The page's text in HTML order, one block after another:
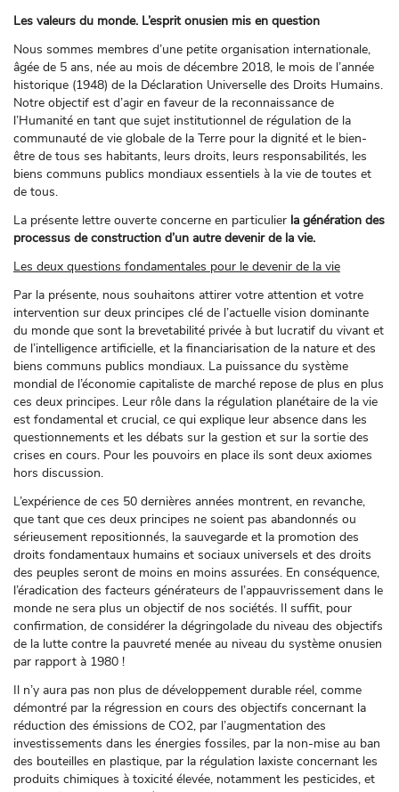
Les valeurs du monde. L’esprit onusien mis en question
Nous sommes membres d’une petite organisation internationale,
âgée de 5 ans, née au mois de décembre 2018, le mois de l’année
historique (1948) de la Déclaration Universelle des Droits Humains.
Notre objectif est d’agir en faveur de la reconnaissance de
l’Humanité en tant que sujet institutionnel de régulation de la
communauté de vie globale de la Terre pour la dignité et le bien-
être de tous ses habitants, leurs droits, leurs responsabilités, les
biens communs publics mondiaux essentiels à la vie de toutes et
de tous.
La présente lettre ouverte concerne en particulier la génération des
processus de construction d’un autre devenir de la vie.
Les deux questions fondamentales pour le devenir de la vie
Par la présente, nous souhaitons attirer votre attention et votre
intervention sur deux principes clé de l’actuelle vision dominante
du monde que sont la brevetabilité privée à but lucratif du vivant et
de l’intelligence artificielle, et la financiarisation de la nature et des
biens communs publics mondiaux. La puissance du système
mondial de l’économie capitaliste de marché repose de plus en plus
ces deux principes. Leur rôle dans la régulation planétaire de la vie
est fondamental et crucial, ce qui explique leur absence dans les
questionnements et les débats sur la gestion et sur la sortie des
crises en cours. Pour les pouvoirs en place ils sont deux axiomes
hors discussion.
L’expérience de ces 50 dernières années montrent, en revanche,
que tant que ces deux principes ne soient pas abandonnés ou
sérieusement repositionnés, la sauvegarde et la promotion des
droits fondamentaux humains et sociaux universels et des droits
des peuples seront de moins en moins assurées. En conséquence,
l’éradication des facteurs générateurs de l’appauvrissement dans le
monde ne sera plus un objectif de nos sociétés. Il suffit, pour
confirmation, de considérer la dégringolade du niveau des objectifs
de la lutte contre la pauvreté menée au niveau du système onusien
par rapport à 1980 !
Il n’y aura pas non plus de développement durable réel, comme
démontré par la régression en cours des objectifs concernant la
réduction des émissions de CO2, par l’augmentation des
investissements dans les énergies fossiles, par la non-mise au ban
des bouteilles en plastique, par la régulation laxiste concernant les
produits chimiques à toxicité élevée, notamment les pesticides, et